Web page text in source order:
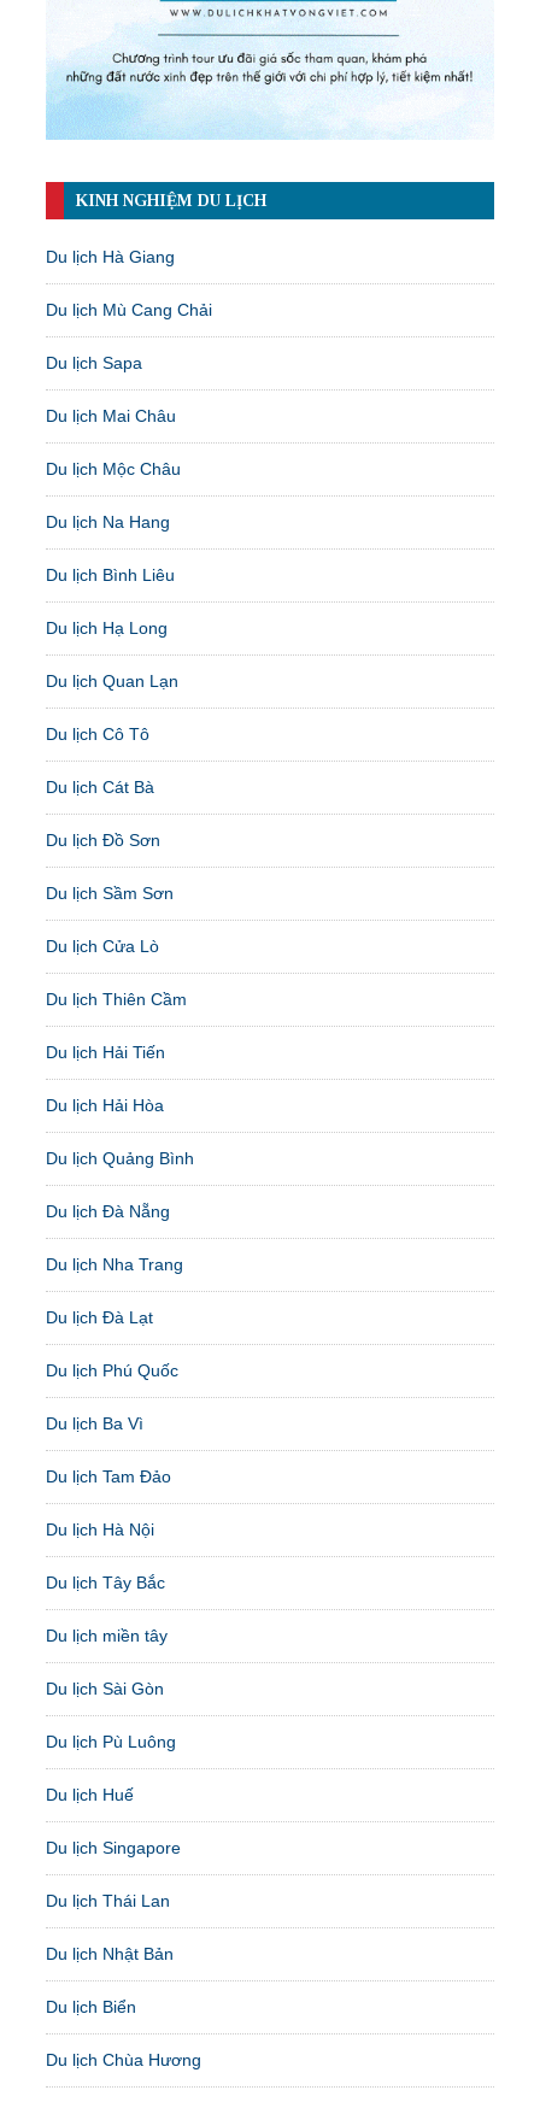
KINH NGHIỆM DU LỊCH
Du lịch Hà Giang
Du lịch Mù Cang Chải
Du lịch Sapa
Du lịch Mai Châu
Du lịch Mộc Châu
Du lịch Na Hang
Du lịch Bình Liêu
Du lịch Hạ Long
Du lịch Quan Lạn
Du lịch Cô Tô
Du lịch Cát Bà
Du lịch Đồ Sơn
Du lịch Sầm Sơn
Du lịch Cửa Lò
Du lịch Thiên Cầm
Du lịch Hải Tiến
Du lịch Hải Hòa
Du lịch Quảng Bình
Du lịch Đà Nẵng
Du lịch Nha Trang
Du lịch Đà Lạt
Du lịch Phú Quốc
Du lịch Ba Vì
Du lịch Tam Đảo
Du lịch Hà Nội
Du lịch Tây Bắc
Du lịch miền tây
Du lịch Sài Gòn
Du lịch Pù Luông
Du lịch Huế
Du lịch Singapore
Du lịch Thái Lan
Du lịch Nhật Bản
Du lịch Biển
Du lịch Chùa Hương